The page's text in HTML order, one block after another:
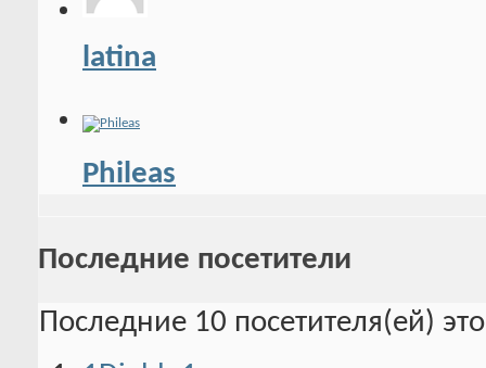
latina
Phileas
Последние посетители
Последние 10 посетителя(ей)